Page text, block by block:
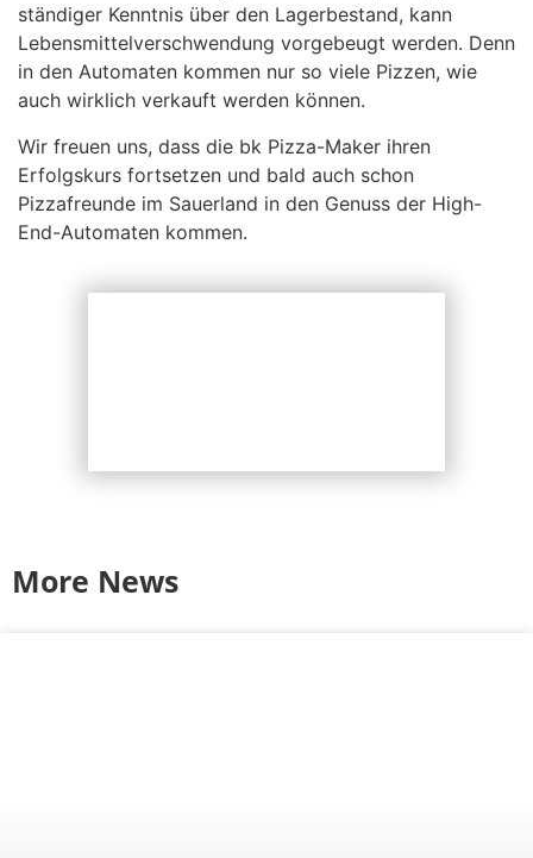
ständiger Kenntnis über den Lagerbestand, kann
Lebensmittelverschwendung vorgebeugt werden. Denn
in den Automaten kommen nur so viele Pizzen, wie
auch wirklich verkauft werden können.
Wir freuen uns, dass die bk Pizza-Maker ihren
Erfolgskurs fortsetzen und bald auch schon
Pizzafreunde im Sauerland in den Genuss der High-
End-Automaten kommen.
More News